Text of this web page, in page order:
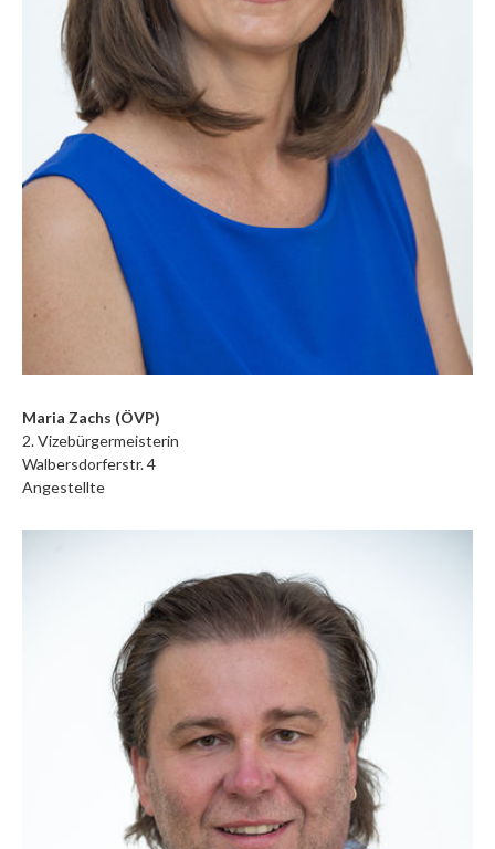
Maria Zachs (ÖVP)
2. Vizebürgermeisterin
Walbersdorferstr. 4
Angestellte